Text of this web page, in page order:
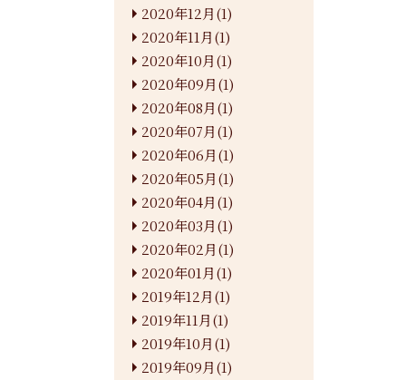
2020年12月(1)
2020年11月(1)
2020年10月(1)
2020年09月(1)
2020年08月(1)
2020年07月(1)
2020年06月(1)
2020年05月(1)
2020年04月(1)
2020年03月(1)
2020年02月(1)
2020年01月(1)
2019年12月(1)
2019年11月(1)
2019年10月(1)
2019年09月(1)